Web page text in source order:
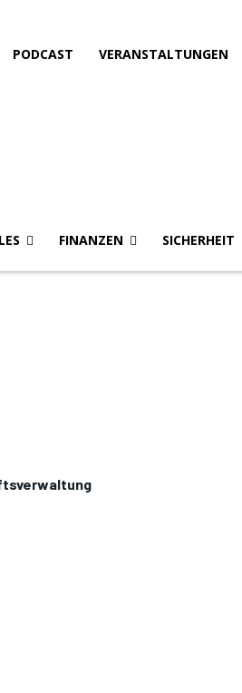
PODCAST VERANSTALTUNGEN
FINANZEN SICHERHEIT